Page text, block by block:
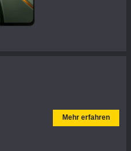
Mehr erfahren